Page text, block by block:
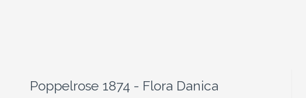
Poppelrose 1874 - Flora Danica